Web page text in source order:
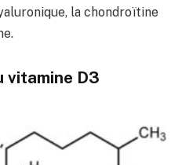
la chondroïtine
vitamine D3